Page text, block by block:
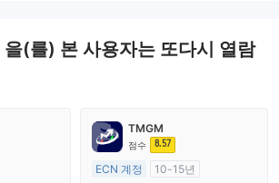
을(를) 본 사용자는 또다시 열람
TMGM
점수 8.57
ECN 계정
10-15년